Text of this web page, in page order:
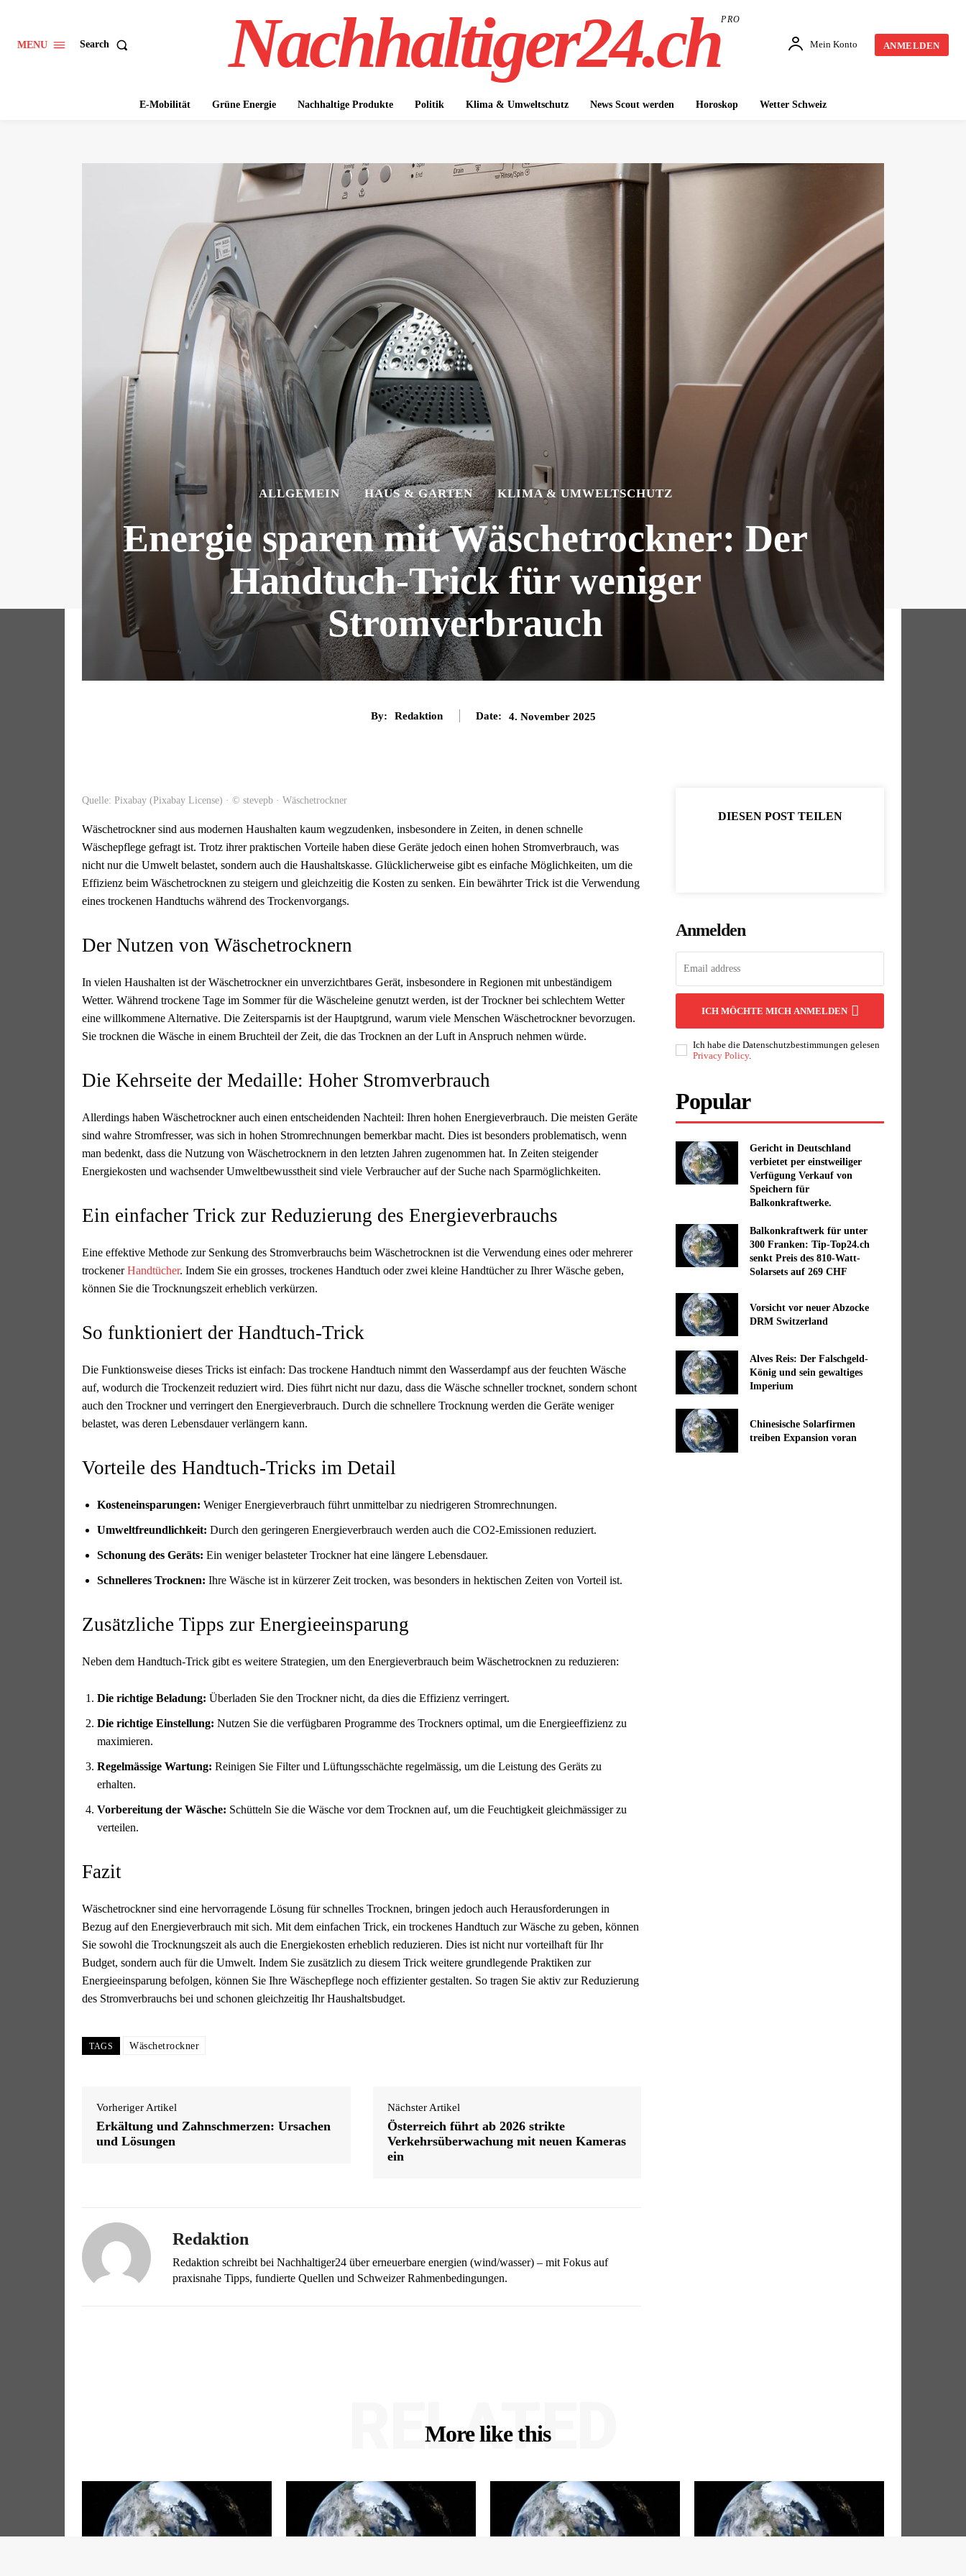
MENU Search Nachhaltiger24.chPRO
Mein Konto ANMELDEN
E-Mobilität Grüne Energie Nachhaltige Produkte Politik Klima & Umweltschutz News Scout werden Horoskop Wetter Schweiz
ALLGEMEIN HAUS & GARTEN KLIMA & UMWELTSCHUTZ
Energie sparen mit Wäschetrockner: Der
Handtuch-Trick für weniger
Stromverbrauch
By: Redaktion Date: 4. November 2025
Quelle: Pixabay (Pixabay License) · © stevepb · Wäschetrockner
Wäschetrockner sind aus modernen Haushalten kaum wegzudenken, insbesondere in Zeiten, in denen schnelle
Wäschepflege gefragt ist. Trotz ihrer praktischen Vorteile haben diese Geräte jedoch einen hohen Stromverbrauch, was
nicht nur die Umwelt belastet, sondern auch die Haushaltskasse. Glücklicherweise gibt es einfache Möglichkeiten, um die
Effizienz beim Wäschetrocknen zu steigern und gleichzeitig die Kosten zu senken. Ein bewährter Trick ist die Verwendung
eines trockenen Handtuchs während des Trockenvorgangs.
Der Nutzen von Wäschetrocknern
In vielen Haushalten ist der Wäschetrockner ein unverzichtbares Gerät, insbesondere in Regionen mit unbeständigem
Wetter. Während trockene Tage im Sommer für die Wäscheleine genutzt werden, ist der Trockner bei schlechtem Wetter
eine willkommene Alternative. Die Zeitersparnis ist der Hauptgrund, warum viele Menschen Wäschetrockner bevorzugen.
Sie trocknen die Wäsche in einem Bruchteil der Zeit, die das Trocknen an der Luft in Anspruch nehmen würde.
Die Kehrseite der Medaille: Hoher Stromverbrauch
Allerdings haben Wäschetrockner auch einen entscheidenden Nachteil: Ihren hohen Energieverbrauch. Die meisten Geräte
sind wahre Stromfresser, was sich in hohen Stromrechnungen bemerkbar macht. Dies ist besonders problematisch, wenn
man bedenkt, dass die Nutzung von Wäschetrocknern in den letzten Jahren zugenommen hat. In Zeiten steigender
Energiekosten und wachsender Umweltbewusstheit sind viele Verbraucher auf der Suche nach Sparmöglichkeiten.
Ein einfacher Trick zur Reduzierung des Energieverbrauchs
Eine effektive Methode zur Senkung des Stromverbrauchs beim Wäschetrocknen ist die Verwendung eines oder mehrerer
trockenerHandtücher. Indem Sie ein grosses, trockenes Handtuch oder zwei kleine Handtücher zu Ihrer Wäsche geben,
können Sie die Trocknungszeit erheblich verkürzen.
So funktioniert der Handtuch-Trick
Die Funktionsweise dieses Tricks ist einfach: Das trockene Handtuch nimmt den Wasserdampf aus der feuchten Wäsche
auf, wodurch die Trockenzeit reduziert wird. Dies führt nicht nur dazu, dass die Wäsche schneller trocknet, sondern schont
auch den Trockner und verringert den Energieverbrauch. Durch die schnellere Trocknung werden die Geräte weniger
belastet, was deren Lebensdauer verlängern kann.
Vorteile des Handtuch-Tricks im Detail
Kosteneinsparungen: Weniger Energieverbrauch führt unmittelbar zu niedrigeren Stromrechnungen.
Umweltfreundlichkeit: Durch den geringeren Energieverbrauch werden auch die CO2-Emissionen reduziert.
Schonung des Geräts: Ein weniger belasteter Trockner hat eine längere Lebensdauer.
Schnelleres Trocknen: Ihre Wäsche ist in kürzerer Zeit trocken, was besonders in hektischen Zeiten von Vorteil ist.
Zusätzliche Tipps zur Energieeinsparung
Neben dem Handtuch-Trick gibt es weitere Strategien, um den Energieverbrauch beim Wäschetrocknen zu reduzieren:
Die richtige Beladung: Überladen Sie den Trockner nicht, da dies die Effizienz verringert.
Die richtige Einstellung: Nutzen Sie die verfügbaren Programme des Trockners optimal, um die Energieeffizienz zu
maximieren.
Regelmässige Wartung: Reinigen Sie Filter und Lüftungsschächte regelmässig, um die Leistung des Geräts zu
erhalten.
Vorbereitung der Wäsche: Schütteln Sie die Wäsche vor dem Trocknen auf, um die Feuchtigkeit gleichmässiger zu
verteilen.
Fazit
Wäschetrockner sind eine hervorragende Lösung für schnelles Trocknen, bringen jedoch auch Herausforderungen in
Bezug auf den Energieverbrauch mit sich. Mit dem einfachen Trick, ein trockenes Handtuch zur Wäsche zu geben, können
Sie sowohl die Trocknungszeit als auch die Energiekosten erheblich reduzieren. Dies ist nicht nur vorteilhaft für Ihr
Budget, sondern auch für die Umwelt. Indem Sie zusätzlich zu diesem Trick weitere grundlegende Praktiken zur
Energieeinsparung befolgen, können Sie Ihre Wäschepflege noch effizienter gestalten. So tragen Sie aktiv zur Reduzierung
des Stromverbrauchs bei und schonen gleichzeitig Ihr Haushaltsbudget.
TAGS Wäschetrockner
Vorheriger Artikel
Erkältung und Zahnschmerzen: Ursachen
und Lösungen
Nächster Artikel
Österreich führt ab 2026 strikte
Verkehrsüberwachung mit neuen Kameras
ein
Redaktion
Redaktion schreibt bei Nachhaltiger24 über erneuerbare energien (wind/wasser) – mit Fokus auf
praxisnahe Tipps, fundierte Quellen und Schweizer Rahmenbedingungen.
DIESEN POST TEILEN
Anmelden
ICH MÖCHTE MICH ANMELDEN
Ich habe die Datenschutzbestimmungen gelesen
Privacy Policy.
Popular
Gericht in Deutschland
verbietet per einstweiliger
Verfügung Verkauf von
Speichern für
Balkonkraftwerke.
Balkonkraftwerk für unter
300 Franken: Tip-Top24.ch
senkt Preis des 810-Watt-
Solarsets auf 269 CHF
Vorsicht vor neuer Abzocke
DRM Switzerland
Alves Reis: Der Falschgeld-
König und sein gewaltiges
Imperium
Chinesische Solarfirmen
treiben Expansion voran
More like this
RELATED